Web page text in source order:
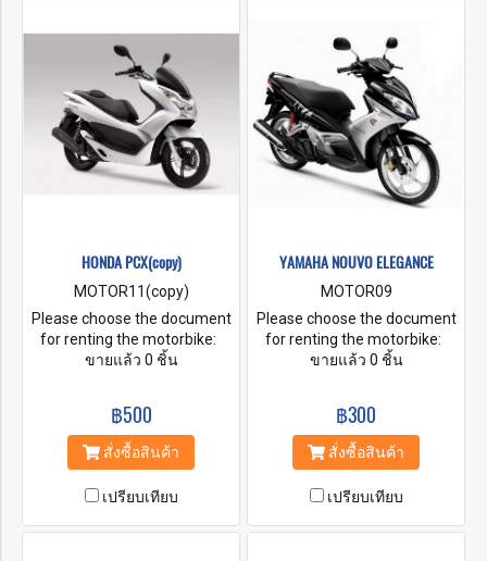
HONDA PCX(copy)
MOTOR11(copy)
Please choose the document
for renting the motorbike:
A. Original Passport B. ID
C. ID Card + Security money
by Credit Card Baht. 5,000-
10,000 D. A Copy your
Cash Baht. 5,000-10,000 E. A
Copy your passport + Security
ขายแล้ว 0 ชิ้น
฿500
สั่งซื้อสินค้า
เปรียบเทียบ
YAMAHA NOUVO ELEGANCE
MOTOR09
Please choose the document
for renting the motorbike:
A. Original Passport B. ID
C. ID Card + Security money
by Credit Card Baht. 5,000-
10,000 D. A Copy your
Cash Baht. 5,000-10,000 E. A
Copy your passport + Security
ขายแล้ว 0 ชิ้น
฿300
สั่งซื้อสินค้า
เปรียบเทียบ